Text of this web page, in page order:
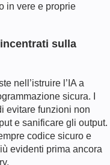
in vere e proprie
sulla
nell’istruire l’IA a
sicura. I
evitare funzioni non
e sanificare gli output.
codice sicuro e
evidenti prima ancora